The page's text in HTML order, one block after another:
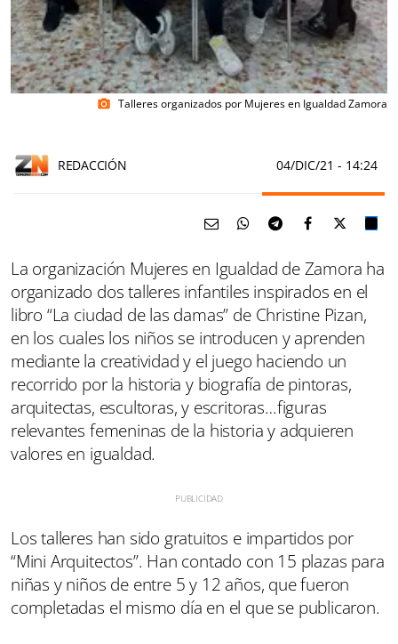
photo_camera Talleres organizados por Mujeres en Igualdad Zamora
REDACCIÓN 04/DIC/21 - 14:24
La organización Mujeres en Igualdad de Zamora ha
organizado dos talleres infantiles inspirados en el
libro “La ciudad de las damas” de Christine Pizan,
en los cuales los niños se introducen y aprenden
mediante la creatividad y el juego haciendo un
recorrido por la historia y biografía de pintoras,
arquitectas, escultoras, y escritoras…figuras
relevantes femeninas de la historia y adquieren
valores en igualdad.
Los talleres han sido gratuitos e impartidos por
“Mini Arquitectos”. Han contado con 15 plazas para
niñas y niños de entre 5 y 12 años, que fueron
completadas el mismo día en el que se publicaron.